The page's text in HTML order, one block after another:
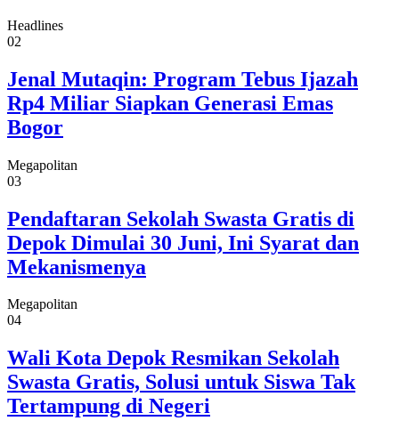
Headlines
02
Jenal Mutaqin: Program Tebus Ijazah
Rp4 Miliar Siapkan Generasi Emas
Bogor
Megapolitan
03
Pendaftaran Sekolah Swasta Gratis di
Depok Dimulai 30 Juni, Ini Syarat dan
Mekanismenya
Megapolitan
04
Wali Kota Depok Resmikan Sekolah
Swasta Gratis, Solusi untuk Siswa Tak
Tertampung di Negeri